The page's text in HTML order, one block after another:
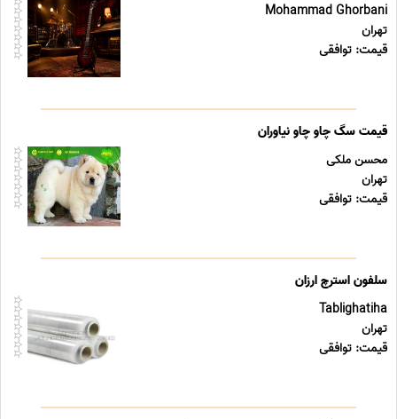
Mohammad Ghorbani
تهران
قیمت: توافقی
قیمت سگ چاو چاو نیاوران
محسن ملکی
تهران
قیمت: توافقی
سلفون استرچ ارزان
Tablighatiha
تهران
قیمت: توافقی